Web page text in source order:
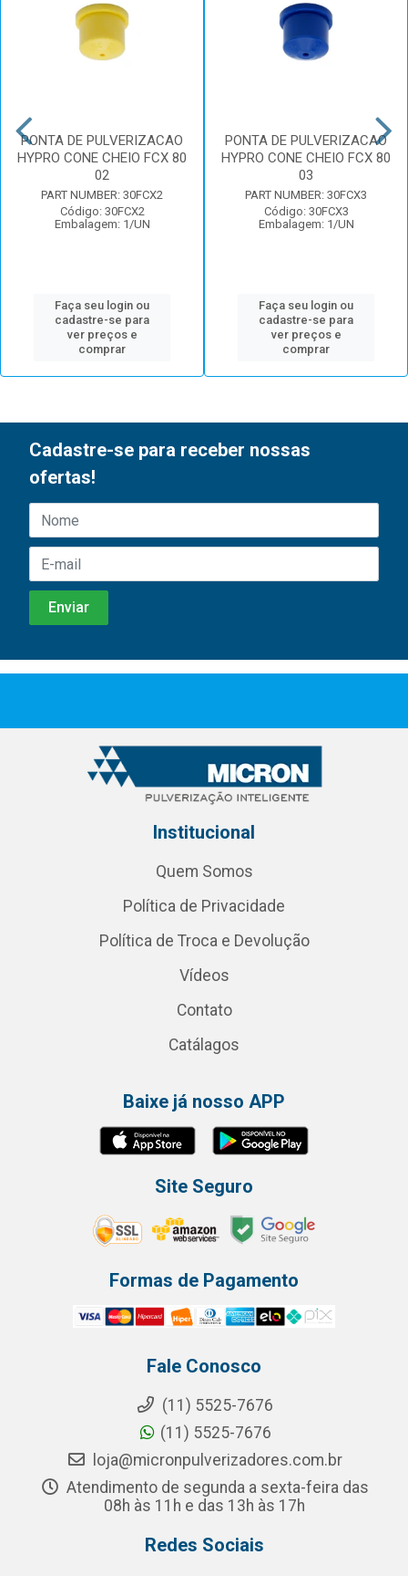
PONTA DE PULVERIZACAO
HYPRO CONE CHEIO FCX 80
02
PART NUMBER: 30FCX2
Código: 30FCX2
Embalagem: 1/UN
Faça seu login ou
cadastre-se para
ver preços e
comprar
PONTA DE PULVERIZACAO
HYPRO CONE CHEIO FCX 80
03
PART NUMBER: 30FCX3
Código: 30FCX3
Embalagem: 1/UN
Faça seu login ou
cadastre-se para
ver preços e
comprar
Cadastre-se para receber nossas
ofertas!
Institucional
Quem Somos
Política de Privacidade
Política de Troca e Devolução
Vídeos
Contato
Catálagos
Baixe já nosso APP
Site Seguro
Formas de Pagamento
Fale Conosco
(11) 5525-7676
(11) 5525-7676
loja@micronpulverizadores.com.br
Atendimento de segunda a sexta-feira das
08h às 11h e das 13h às 17h
Redes Sociais